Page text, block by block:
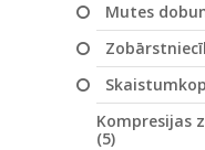
Mutes
Kompresijas
(5)